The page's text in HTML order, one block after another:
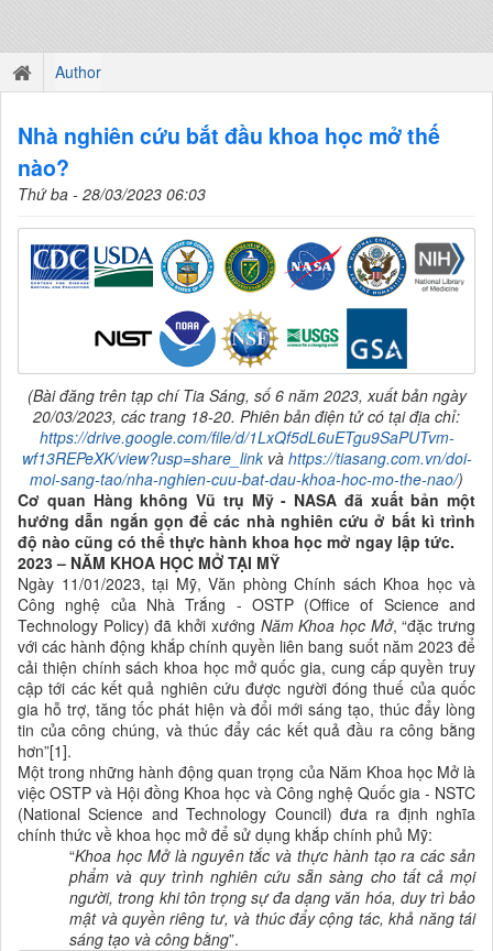
Author
Nhà nghiên cứu bắt đầu khoa học mở thế
nào?
Thứ ba - 28/03/2023 06:03
(Bài đăng trên tạp chí Tia Sáng, số 6 năm 2023, xuất bản ngày
20/03/2023, các trang 18-20. Phiên bản điện tử có tại địa chỉ:
https://drive.google.com/file/d/1LxQf5dL6uETgu9SaPUTvm-
wf13REPeXK/view?usp=share_link và https://tiasang.com.vn/doi-
moi-sang-tao/nha-nghien-cuu-bat-dau-khoa-hoc-mo-the-nao/)
Cơ quan Hàng không Vũ trụ Mỹ - NASA đã xuất bản một
hướng dẫn ngắn gọn để các nhà nghiên cứu ở bất kì trình
độ nào cũng có thể thực hành khoa học mở ngay lập tức.
2023 – NĂM KHOA HỌC MỞ TẠI MỸ
Ngày 11/01/2023, tại Mỹ, Văn phòng Chính sách Khoa học và
Công nghệ của Nhà Trắng - OSTP (Office of Science and
Technology Policy) đã khởi xướng Năm Khoa học Mở, “đặc trưng
với các hành động khắp chính quyền liên bang suốt năm 2023 để
cải thiện chính sách khoa học mở quốc gia, cung cấp quyền truy
cập tới các kết quả nghiên cứu được người đóng thuế của quốc
gia hỗ trợ, tăng tốc phát hiện và đổi mới sáng tạo, thúc đẩy lòng
tin của công chúng, và thúc đẩy các kết quả đầu ra công bằng
hơn”[1].
Một trong những hành động quan trọng của Năm Khoa học Mở là
việc OSTP và Hội đồng Khoa học và Công nghệ Quốc gia - NSTC
(National Science and Technology Council) đưa ra định nghĩa
chính thức về khoa học mở để sử dụng khắp chính phủ Mỹ:
“Khoa học Mở là nguyên tắc và thực hành tạo ra các sản
phẩm và quy trình nghiên cứu sẵn sàng cho tất cả mọi
người, trong khi tôn trọng sự đa dạng văn hóa, duy trì bảo
mật và quyền riêng tư, và thúc đẩy cộng tác, khả năng tái
sáng tạo và công bằng”.